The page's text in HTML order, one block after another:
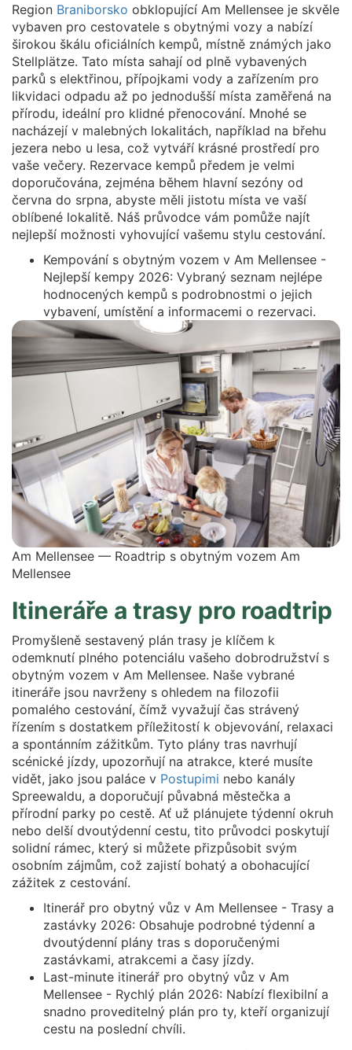
Region Braniborsko obklopující Am Mellensee je skvěle
vybaven pro cestovatele s obytnými vozy a nabízí
širokou škálu oficiálních kempů, místně známých jako
Stellplätze. Tato místa sahají od plně vybavených
parků s elektřinou, přípojkami vody a zařízením pro
likvidaci odpadu až po jednodušší místa zaměřená na
přírodu, ideální pro klidné přenocování. Mnohé se
nacházejí v malebných lokalitách, například na břehu
jezera nebo u lesa, což vytváří krásné prostředí pro
vaše večery. Rezervace kempů předem je velmi
doporučována, zejména během hlavní sezóny od
června do srpna, abyste měli jistotu místa ve vaší
oblíbené lokalitě. Náš průvodce vám pomůže najít
nejlepší možnosti vyhovující vašemu stylu cestování.
Kempování s obytným vozem v Am Mellensee -
Nejlepší kempy 2026: Vybraný seznam nejlépe
hodnocených kempů s podrobnostmi o jejich
vybavení, umístění a informacemi o rezervaci.
Am Mellensee — Roadtrip s obytným vozem Am
Mellensee
Itineráře a trasy pro roadtrip
Promyšleně sestavený plán trasy je klíčem k
odemknutí plného potenciálu vašeho dobrodružství s
obytným vozem v Am Mellensee. Naše vybrané
itineráře jsou navrženy s ohledem na filozofii
pomalého cestování, čímž vyvažují čas strávený
řízením s dostatkem příležitostí k objevování, relaxaci
a spontánním zážitkům. Tyto plány tras navrhují
scénické jízdy, upozorňují na atrakce, které musíte
vidět, jako jsou paláce v Postupimi nebo kanály
Spreewaldu, a doporučují půvabná městečka a
přírodní parky po cestě. Ať už plánujete týdenní okruh
nebo delší dvoutýdenní cestu, tito průvodci poskytují
solidní rámec, který si můžete přizpůsobit svým
osobním zájmům, což zajistí bohatý a obohacující
zážitek z cestování.
Itinerář pro obytný vůz v Am Mellensee - Trasy a
zastávky 2026: Obsahuje podrobné týdenní a
dvoutýdenní plány tras s doporučenými
zastávkami, atrakcemi a časy jízdy.
Last-minute itinerář pro obytný vůz v Am
Mellensee - Rychlý plán 2026: Nabízí flexibilní a
snadno proveditelný plán pro ty, kteří organizují
cestu na poslední chvíli.